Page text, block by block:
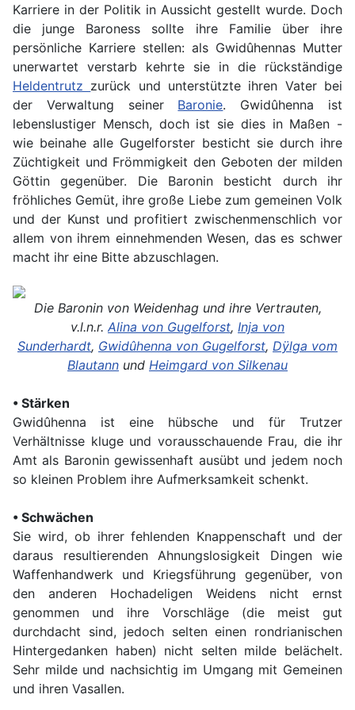
Karriere in der Politik in Aussicht gestellt wurde. Doch
die junge Baroness sollte ihre Familie über ihre
persönliche Karriere stellen: als Gwidûhennas Mutter
unerwartet verstarb kehrte sie in die rückständige
Heldentrutz zurück und unterstützte ihren Vater bei
der Verwaltung seiner Baronie. Gwidûhenna ist
lebenslustiger Mensch, doch ist sie dies in Maßen -
wie beinahe alle Gugelforster besticht sie durch ihre
Züchtigkeit und Frömmigkeit den Geboten der milden
Göttin gegenüber. Die Baronin besticht durch ihr
fröhliches Gemüt, ihre große Liebe zum gemeinen Volk
und der Kunst und profitiert zwischenmenschlich vor
allem von ihrem einnehmenden Wesen, das es schwer
macht ihr eine Bitte abzuschlagen.
Die Baronin von Weidenhag und ihre Vertrauten,
v.l.n.r. Alina von Gugelforst, Inja von
Sunderhardt, Gwidûhenna von Gugelforst, Dÿlga vom
Blautann und Heimgard von Silkenau
• Stärken
Gwidûhenna ist eine hübsche und für Trutzer
Verhältnisse kluge und vorausschauende Frau, die ihr
Amt als Baronin gewissenhaft ausübt und jedem noch
so kleinen Problem ihre Aufmerksamkeit schenkt.
• Schwächen
Sie wird, ob ihrer fehlenden Knappenschaft und der
daraus resultierenden Ahnungslosigkeit Dingen wie
Waffenhandwerk und Kriegsführung gegenüber, von
den anderen Hochadeligen Weidens nicht ernst
genommen und ihre Vorschläge (die meist gut
durchdacht sind, jedoch selten einen rondrianischen
Hintergedanken haben) nicht selten milde belächelt.
Sehr milde und nachsichtig im Umgang mit Gemeinen
und ihren Vasallen.